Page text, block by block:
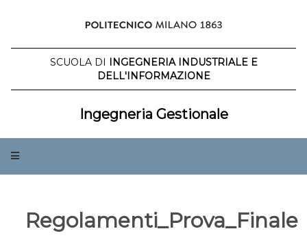
SCUOLA DI INGEGNERIA INDUSTRIALE E
DELL'INFORMAZIONE
Ingegneria Gestionale
Regolamenti_Prova_Finale